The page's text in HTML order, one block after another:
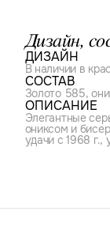
Дизайн,
ДИЗАЙН
В наличии в
СОСТАВ
Золото 585,
ОПИСАНИЕ
Элегантные
ониксом и
удачи с 1968